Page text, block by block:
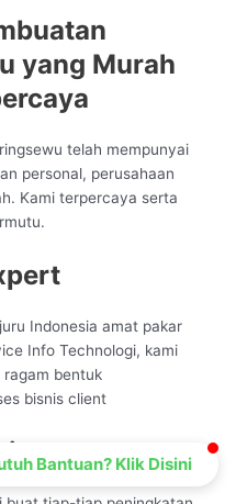
yang Murah
telah mempunyai
personal, perusahaan
Kami terpercaya serta
Indonesia amat pakar
Info Technologi, kami
bentuk
bisnis client
Bantuan? Klik Disini